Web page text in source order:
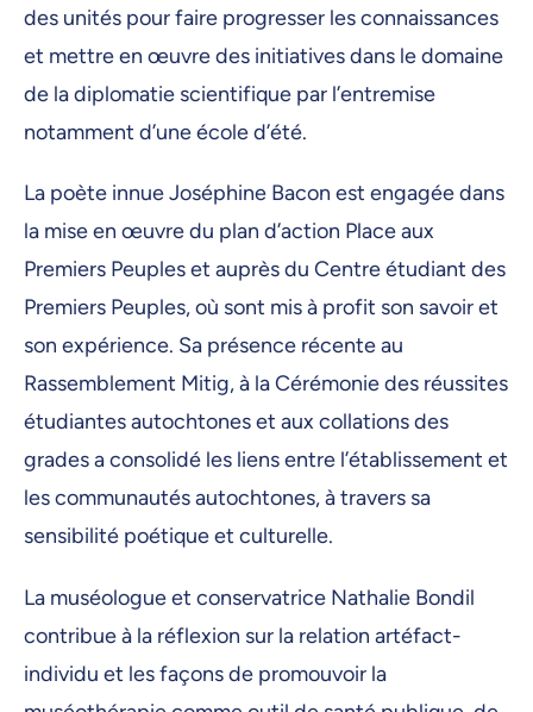
des unités pour faire progresser les connaissances
et mettre en œuvre des initiatives dans le domaine
de la diplomatie scientifique par l’entremise
notamment d’une école d’été.
La poète innue Joséphine Bacon est engagée dans
la mise en œuvre du plan d’action Place aux
Premiers Peuples et auprès du Centre étudiant des
Premiers Peuples, où sont mis à profit son savoir et
son expérience. Sa présence récente au
Rassemblement Mitig, à la Cérémonie des réussites
étudiantes autochtones et aux collations des
grades a consolidé les liens entre l’établissement et
les communautés autochtones, à travers sa
sensibilité poétique et culturelle.
La muséologue et conservatrice Nathalie Bondil
contribue à la réflexion sur la relation artéfact-
individu et les façons de promouvoir la